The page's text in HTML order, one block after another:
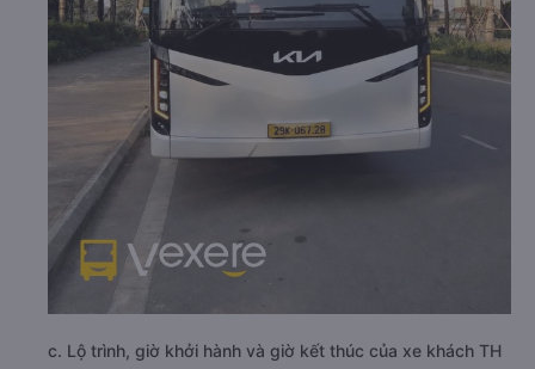
c. Lộ trình, giờ khởi hành và giờ kết thúc của xe khách TH